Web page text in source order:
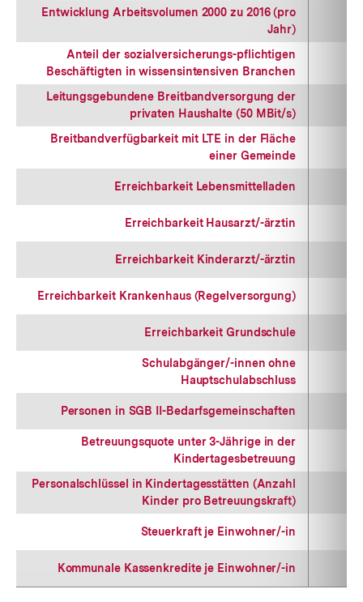
Entwicklung Arbeitsvolumen 2000 zu 2016 (pro
Jahr)
Anteil der sozialversicherungs-pflichtigen
Beschäftigten in wissensintensiven Branchen
Leitungsgebundene Breitbandversorgung der
privaten Haushalte (50 MBit/s)
Breitbandverfügbarkeit mit LTE in der Fläche
einer Gemeinde
Erreichbarkeit Lebensmittelladen
Erreichbarkeit Hausarzt/-ärztin
Erreichbarkeit Kinderarzt/-ärztin
Erreichbarkeit Krankenhaus (Regelversorgung)
Erreichbarkeit Grundschule
Schulabgänger/-innen ohne
Hauptschulabschluss
Personen in SGB II-Bedarfsgemeinschaften
Betreuungsquote unter 3-Jährige in der
Kindertagesbetreuung
Personalschlüssel in Kindertagesstätten (Anzahl
Kinder pro Betreuungskraft)
Steuerkraft je Einwohner/-in
Kommunale Kassenkredite je Einwohner/-in